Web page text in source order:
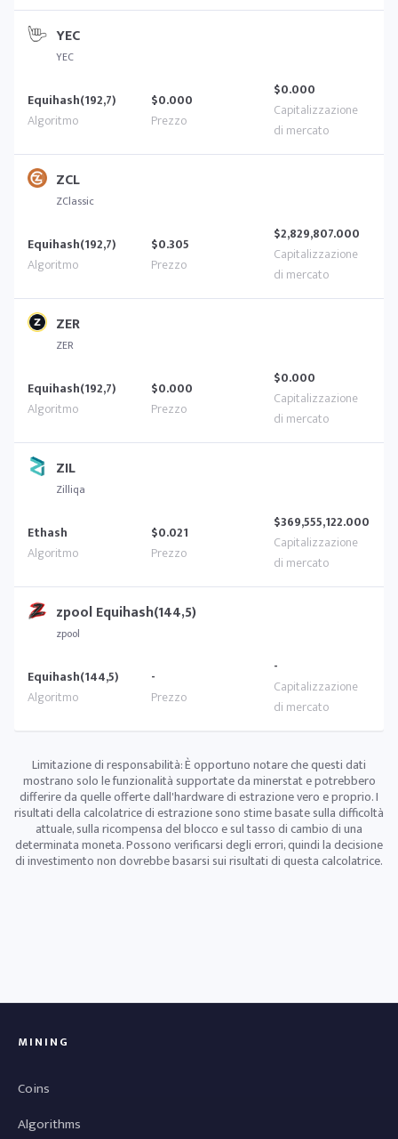
YEC
YEC
Equihash(192,7) $0.000 $0.000
ZCL
ZClassic
Equihash(192,7) $0.305 $2,829,807.000
ZER
ZER
Equihash(192,7) $0.000 $0.000
ZIL
Zilliqa
Ethash $0.021 $369,555,122.000
zpool Equihash(144,5)
zpool
Equihash(144,5) - -
Limitazione di responsabilità: È opportuno notare che questi dati
mostrano solo le funzionalità supportate da minerstat e potrebbero
differire da quelle offerte dall'hardware di estrazione vero e proprio. I
risultati della calcolatrice di estrazione sono stime basate sulla difficoltà
attuale, sulla ricompensa del blocco e sul tasso di cambio di una
determinata moneta. Possono verificarsi degli errori, quindi la decisione
di investimento non dovrebbe basarsi sui risultati di questa calcolatrice.
MINING
Coins
Algorithms